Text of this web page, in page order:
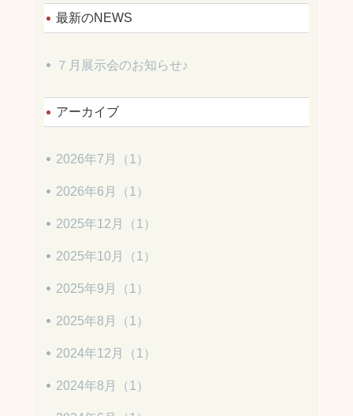
最新のNEWS
７月展示会のお知らせ♪
アーカイブ
2026年7月（1）
2026年6月（1）
2025年12月（1）
2025年10月（1）
2025年9月（1）
2025年8月（1）
2024年12月（1）
2024年8月（1）